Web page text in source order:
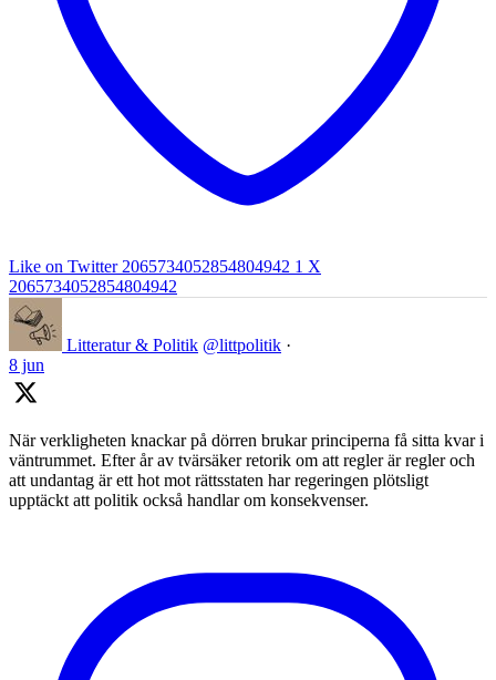
Like on Twitter 2065734052854804942 1 X
2065734052854804942
Litteratur & Politik @littpolitik ·
8 jun
När verkligheten knackar på dörren brukar principerna få sitta kvar i
väntrummet. Efter år av tvärsäker retorik om att regler är regler och
att undantag är ett hot mot rättsstaten har regeringen plötsligt
upptäckt att politik också handlar om konsekvenser.